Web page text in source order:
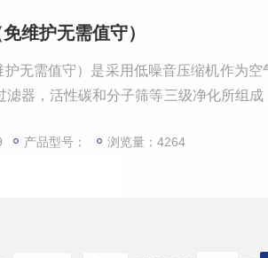
维护无需值守）
无需值守）是采用低噪音压缩机作为
滤器，活性碳和分子筛等三级净化所组
产品型号： 浏览量：4264